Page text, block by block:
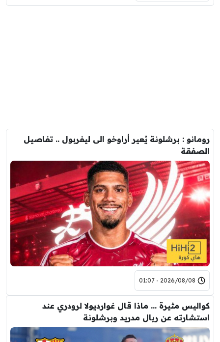
رومانو : برشلونة يُعير أراوخو الى ليفربول .. تفاصيل
الصفقة
2026/08/08 - 01:07
كواليس مثيرة … ماذا قال غوارديولا لرودري عند
استشارته عن ريال مدريد وبرشلونة